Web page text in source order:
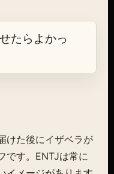
たらよかっ
けた後にイザベラが
です。ENTJは常に